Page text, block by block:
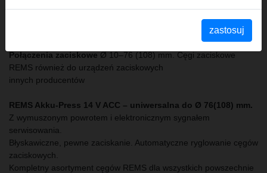
wyłączenia, do połączeń zaciskowych we wszystkich
powszechnie używanych systemach. Bez przewodu
elektrycznego. Do zasilania z akumulatora lub z sieci.
Połączenia zaciskowe Ø 10–76 (108) mm. Cęgi zaciskowe
REMS również do urządzeń zaciskowych
innych producentów
REMS Akku-Press 14 V ACC – uniwersalna do Ø 76(108) mm.
Z wymuszonym powrotem i elektronicznym sygnałem
serwisowania.
Błyskawiczne, pewne zaciskanie. Automatyczne ryglowanie cęgów
zaciskowych.
Kompletny asortyment cęgów REMS dla wszystkich powszechnie
zastosuj